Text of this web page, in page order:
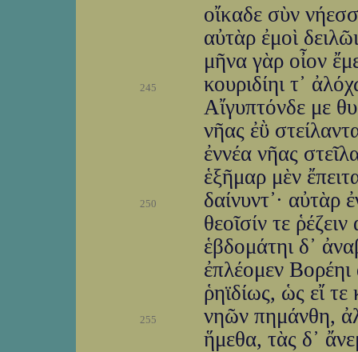
οἴκαδε σὺν
αὐτὰρ ἐμοὶ
μῆνα γὰρ οἶον
245
κουριδίηι τ᾽
Αἴγυπτόνδε με
νῆας ἐῢ
ἐννέα νῆας
ἑξῆμαρ μὲν
250
δαίνυντ᾽· αὐτὰρ
θεοῖσίν τε
ἑβδομάτηι δ᾽
ἐπλέομεν
ῥηϊδίως, ὡς εἴ
255
νηῶν πημάνθη,
ἥμεθα, τὰς δ᾽